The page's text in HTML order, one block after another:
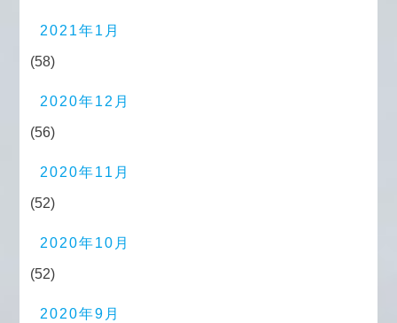
2021年1月
(58)
2020年12月
(56)
2020年11月
(52)
2020年10月
(52)
2020年9月